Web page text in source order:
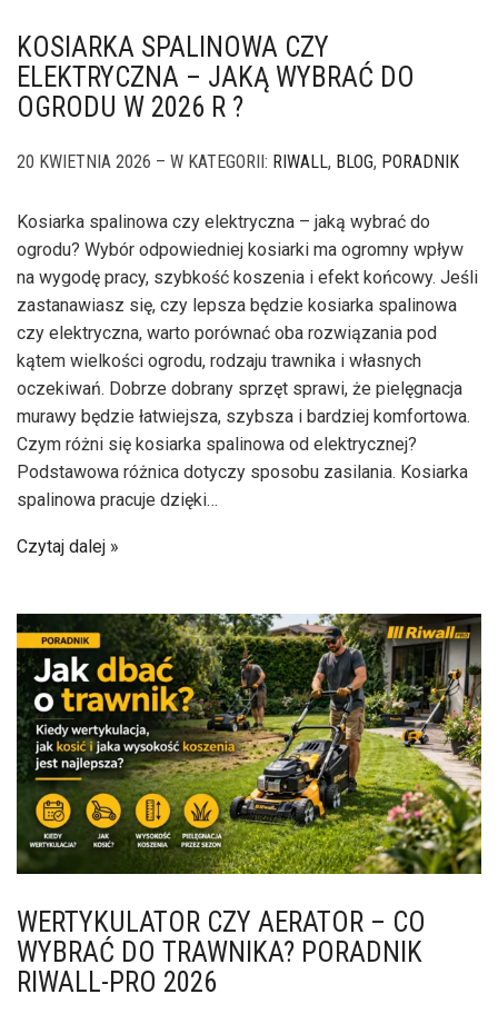
KOSIARKA SPALINOWA CZY
ELEKTRYCZNA – JAKĄ WYBRAĆ DO
OGRODU W 2026 R ?
20 KWIETNIA 2026 – W KATEGORII: RIWALL, BLOG, PORADNIK
Kosiarka spalinowa czy elektryczna – jaką wybrać do
ogrodu? Wybór odpowiedniej kosiarki ma ogromny wpływ
na wygodę pracy, szybkość koszenia i efekt końcowy. Jeśli
zastanawiasz się, czy lepsza będzie kosiarka spalinowa
czy elektryczna, warto porównać oba rozwiązania pod
kątem wielkości ogrodu, rodzaju trawnika i własnych
oczekiwań. Dobrze dobrany sprzęt sprawi, że pielęgnacja
murawy będzie łatwiejsza, szybsza i bardziej komfortowa.
Czym różni się kosiarka spalinowa od elektrycznej?
Podstawowa różnica dotyczy sposobu zasilania. Kosiarka
spalinowa pracuje dzięki…
Czytaj dalej
WERTYKULATOR CZY AERATOR – CO
WYBRAĆ DO TRAWNIKA? PORADNIK
RIWALL-PRO 2026